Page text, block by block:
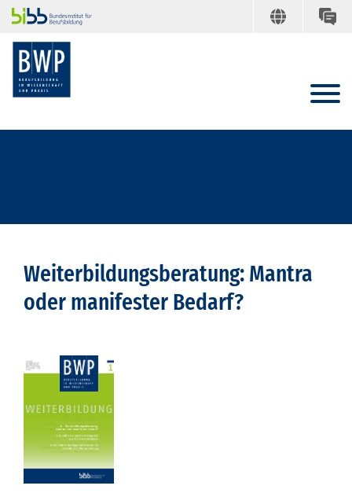
Weiterbildungsberatung: Mantra
oder manifester Bedarf?